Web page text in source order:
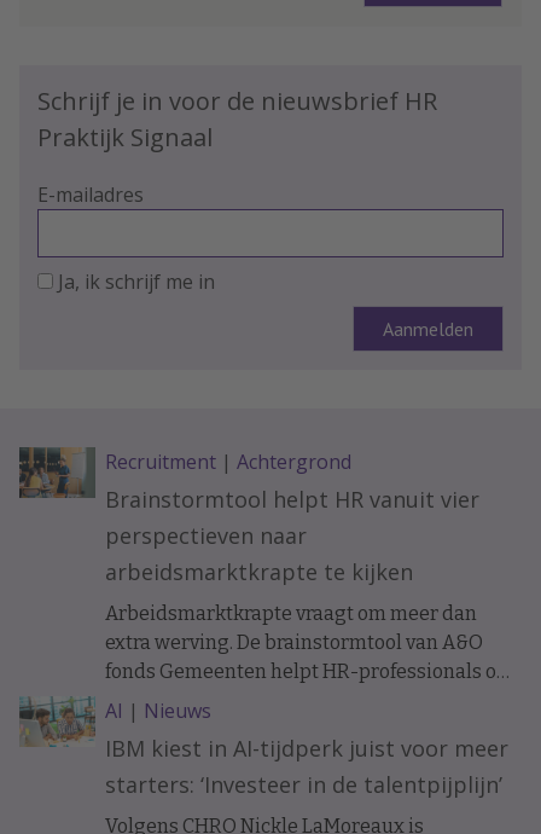
Schrijf je in voor de nieuwsbrief HR
Praktijk Signaal
E-mailadres
Ja, ik schrijf me in
Recruitment| Achtergrond
Brainstormtool helpt HR vanuit vier
perspectieven naar
arbeidsmarktkrapte te kijken
Arbeidsmarktkrapte vraagt om meer dan
extra werving. De brainstormtool van A&O
fonds Gemeenten helpt HR-professionals om
samen met managers, financials, IT-
specialisten en medewerkers uit de business
personeelsvraagstukken vanuit vier
verschillende perspectieven te bekijken. Dat
moet leiden tot nieuwe oplossingen voor
AI | Nieuws
IBM kiest in AI-tijdperk juist voor meer
starters: ‘Investeer in de talentpijplijn’
Volgens CHRO Nickle LaMoreaux is